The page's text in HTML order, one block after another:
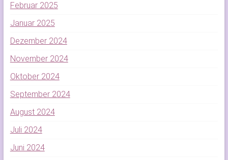
Februar 2025
Januar 2025
Dezember 2024
November 2024
Oktober 2024
September 2024
August 2024
Juli 2024
Juni 2024